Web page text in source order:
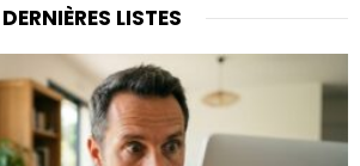
DERNIÈRES LISTES